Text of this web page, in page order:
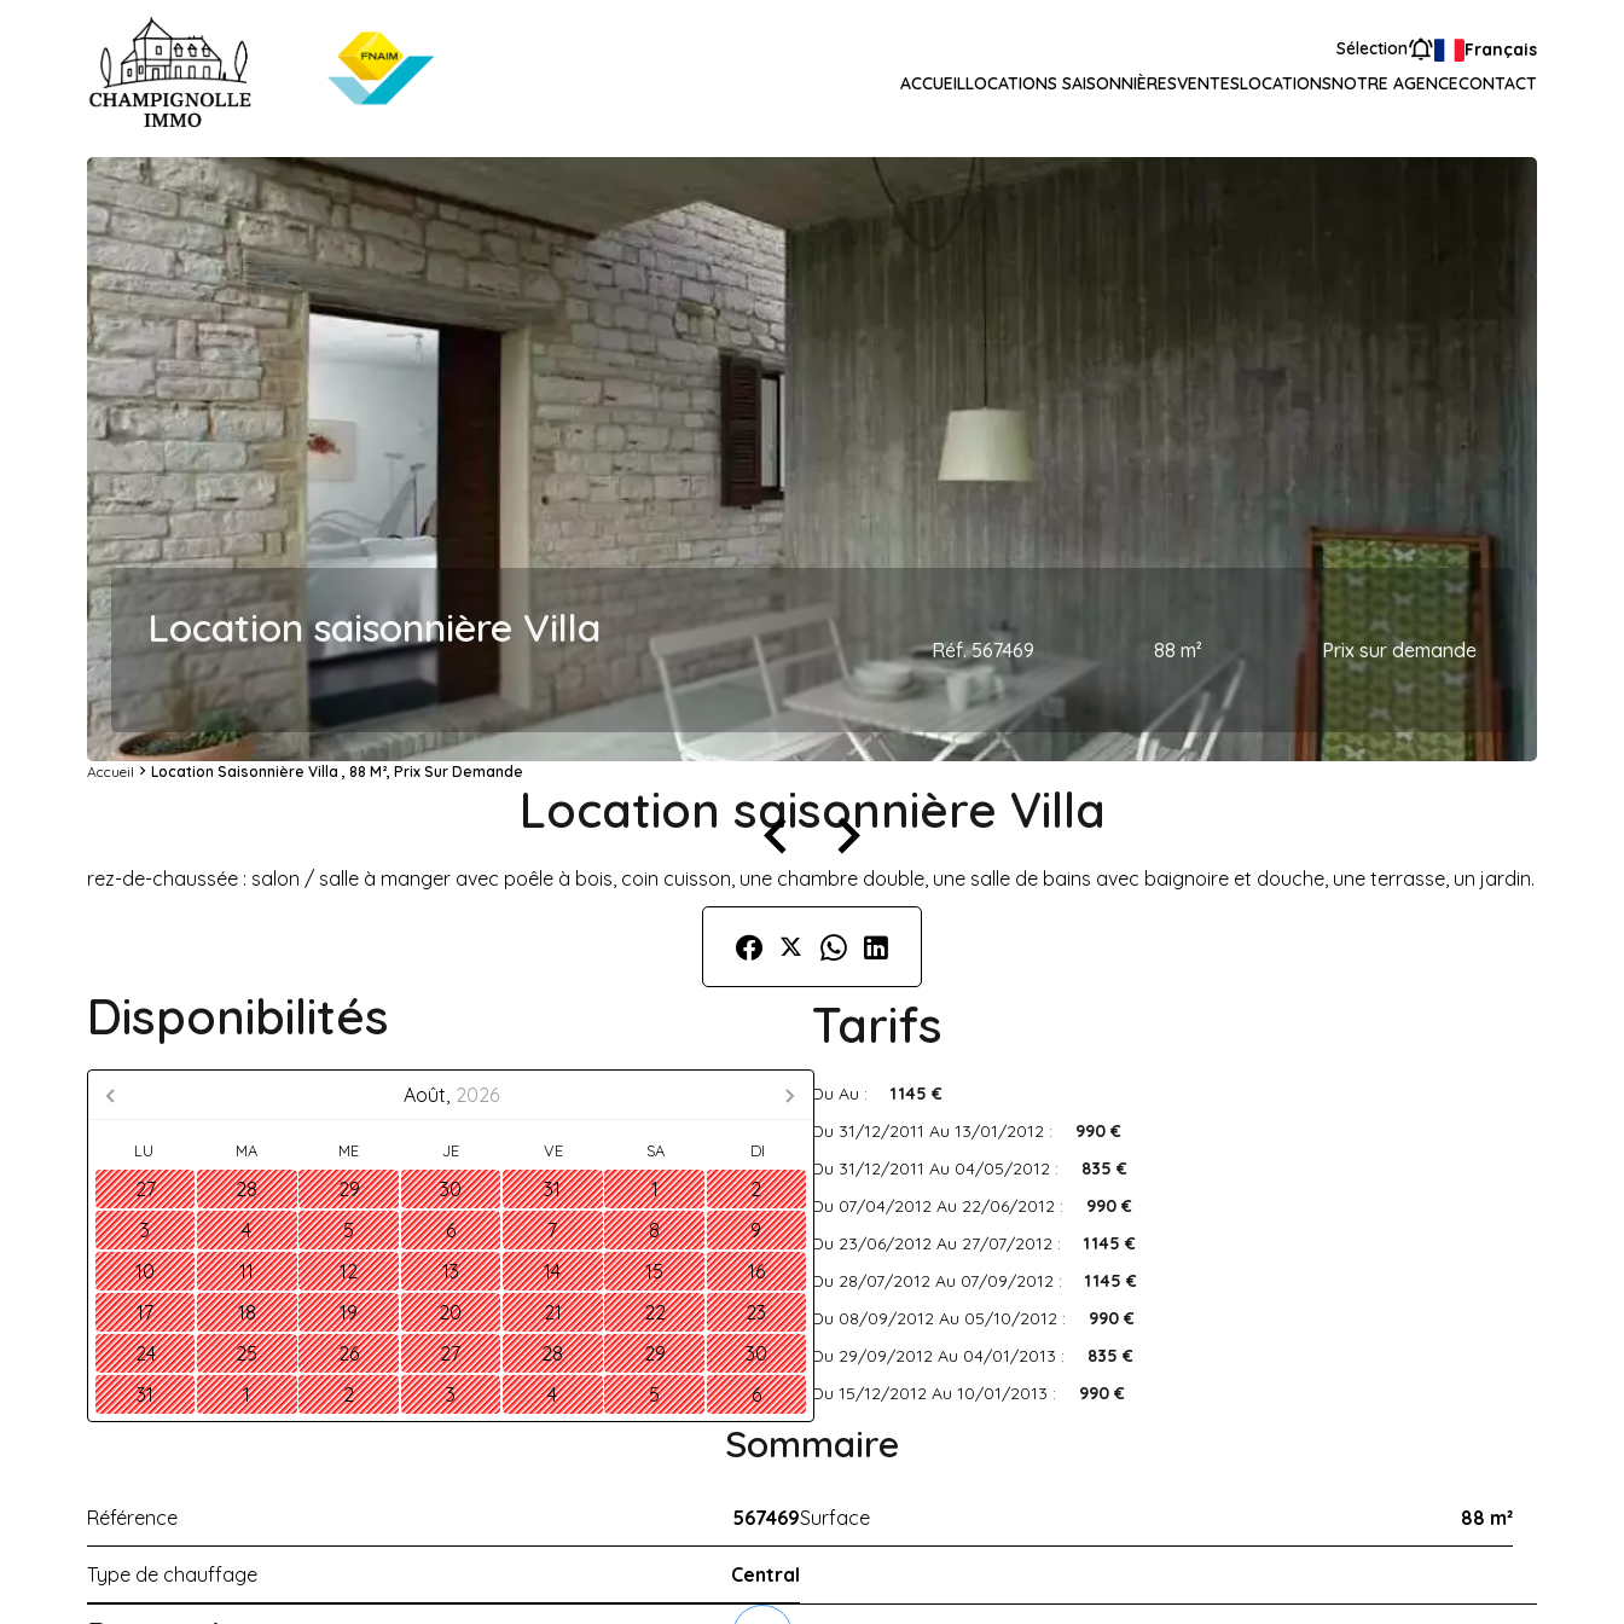
Sélection
Français
ACCUEILLOCATIONS SAISONNIÈRESVENTESLOCATIONSNOTRE AGENCECONTACT
Location saisonnière Villa Réf. 567469 88 m² Prix sur demande
Accueil Location Saisonnière Villa , 88 M², Prix Sur Demande
Location saisonnière Villa
rez-de-chaussée : salon / salle à manger avec poêle à bois, coin cuisson, une chambre double, une salle de bains avec baignoire et douche, une terrasse, un jardin.
Disponibilités
Août, 2026
LU MA ME JE VE SA DI
27 28 29 30 31 1
2
3
4 5 6 7 8
9
10
11 12 13 14 15
16
17
18 19 20 21 22
23
24
25 26 27 28 29
30
31
1 2 3 4 5 6
Tarifs
Du Au :
1 145 €
Du 31/12/2011 Au 13/01/2012 :
990 €
Du 31/12/2011 Au 04/05/2012 :
835 €
Du 07/04/2012 Au 22/06/2012 :
990 €
Du 23/06/2012 Au 27/07/2012 :
1 145 €
Du 28/07/2012 Au 07/09/2012 :
1 145 €
Du 08/09/2012 Au 05/10/2012 :
990 €
Du 29/09/2012 Au 04/01/2013 :
835 €
Du 15/12/2012 Au 10/01/2013 :
990 €
Sommaire
Référence 567469Surface 88 m²
Type de chauffage Central